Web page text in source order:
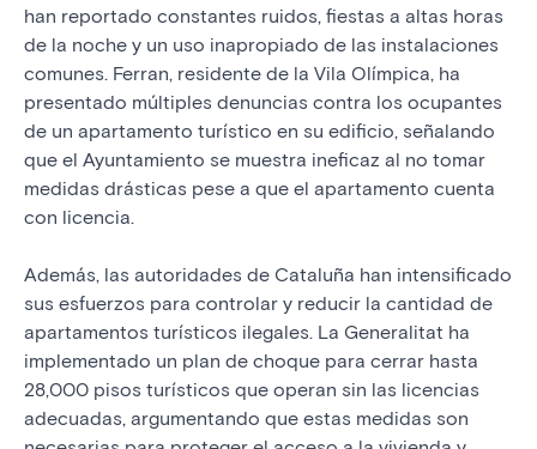
han reportado constantes ruidos, fiestas a altas horas
de la noche y un uso inapropiado de las instalaciones
comunes. Ferran, residente de la Vila Olímpica, ha
presentado múltiples denuncias contra los ocupantes
de un apartamento turístico en su edificio, señalando
que el Ayuntamiento se muestra ineficaz al no tomar
medidas drásticas pese a que el apartamento cuenta
con licencia.
Además, las autoridades de Cataluña han intensificado
sus esfuerzos para controlar y reducir la cantidad de
apartamentos turísticos ilegales. La Generalitat ha
implementado un plan de choque para cerrar hasta
28,000 pisos turísticos que operan sin las licencias
adecuadas, argumentando que estas medidas son